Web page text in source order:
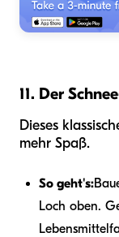
11. Der
Dieses
mehr Spaß.
So geht's:
Loch oben.